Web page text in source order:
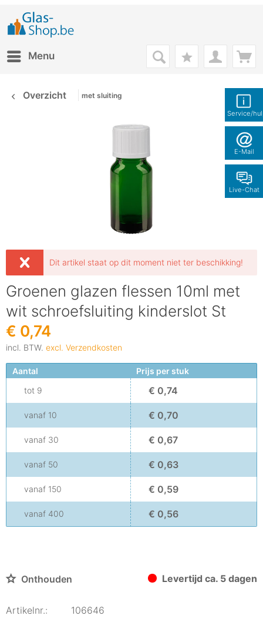
Service/
E-Mail
Live-Chat
Menu
Overzicht met sluiting
Dit artikel staat op dit moment niet ter beschikking!
Groenen glazen flessen 10ml met
wit schroefsluiting kinderslot St
€ 0,74
incl. BTW. excl. Verzendkosten
Aantal
Prijs per stuk
tot 9 € 0,74
vanaf 10 € 0,70
vanaf 30 € 0,67
vanaf 50 € 0,63
vanaf 150 € 0,59
vanaf 400 € 0,56
Onthouden Levertijd ca. 5 dagen
Artikelnr.:
106646